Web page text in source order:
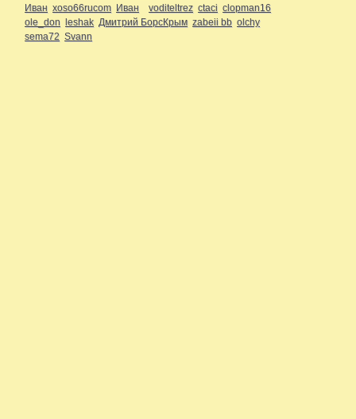
Иван xoso66rucom Иван voditeltrez ctaci clopman16
ole_don leshak Дмитрий БорсКрым zabeii bb olchy
sema72 Svann